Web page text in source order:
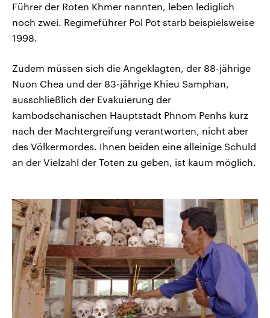
Führer der Roten Khmer nannten, leben lediglich
noch zwei. Regimeführer Pol Pot starb beispielsweise
1998.
Zudem müssen sich die Angeklagten, der 88-jährige
Nuon Chea und der 83-jährige Khieu Samphan,
ausschließlich der Evakuierung der
kambodschanischen Hauptstadt Phnom Penhs kurz
nach der Machtergreifung verantworten, nicht aber
des Völkermordes. Ihnen beiden eine alleinige Schuld
an der Vielzahl der Toten zu geben, ist kaum möglich.